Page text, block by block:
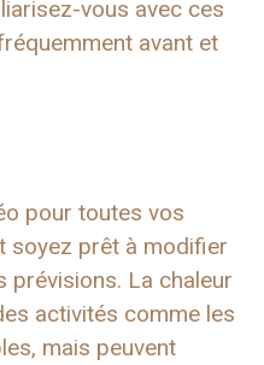
vous avec ces
avant et
pour toutes vos
soyez prêt à modifier
prévisions. La chaleur
activités comme les
mais peuvent